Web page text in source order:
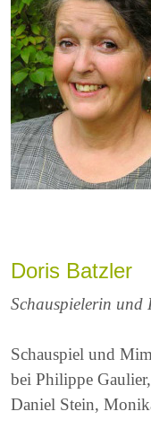
Doris Batzler
Schauspielerin und
Schauspiel und
bei Philippe
Daniel Stein,